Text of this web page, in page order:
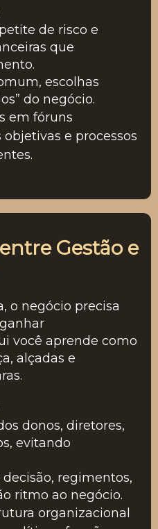
de risco e
que
escolhas
do negócio.
em fóruns
e processos
Gestão e
o negócio precisa
você aprende como
alçadas e
donos, diretores,
evitando
regimentos,
ritmo ao negócio.
organizacional